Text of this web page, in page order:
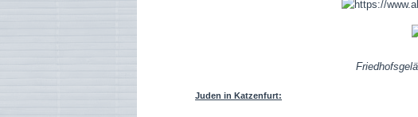
Juden in Katzenfurt: